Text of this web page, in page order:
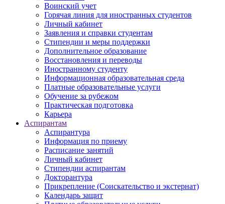
Воинский учет
Горячая линия для иностранных студентов
Личный кабинет
Заявления и справки студентам
Стипендии и меры поддержки
Дополнительное образование
Восстановления и переводы
Иностранному студенту
Информационная образовательная среда
Платные образовательные услуги
Обучение за рубежом
Практическая подготовка
Карьера
Аспирантам
Аспирантура
Информация по приему
Расписание занятий
Личный кабинет
Стипендии аспирантам
Докторантура
Прикрепление (Соискательство и экстернат)
Календарь защит